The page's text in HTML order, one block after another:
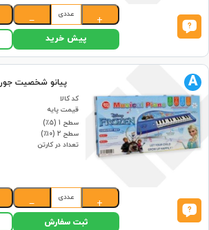
+
عددی
−
پیش خرید
پیانو شخصیت جور 300455 اسپادان (40)
کد کالا
قیمت پایه
سطح 1 (۵٪)
سطح 2 (۱۰٪)
تعداد در کارتن
A
+
عددی
−
ثبت سفارش